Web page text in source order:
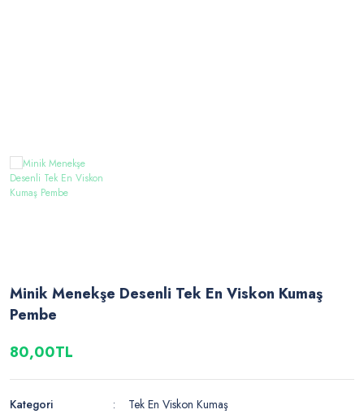
Minik Menekşe Desenli Tek En Viskon Kumaş
Pembe
80,00TL
Kategori
Tek En Viskon Kumaş